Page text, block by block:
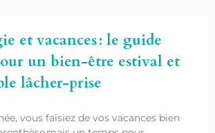
et vacances : le guide
un bien-être estival et
lâcher-prise
vous faisiez de vos vacances bien